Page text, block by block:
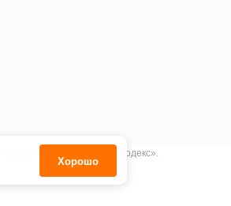
принадлежат АО «Кодекс».
Хорошо